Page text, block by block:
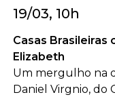
19/03, 10h
Casas Brasileiras
Elizabeth
Um mergulho na
Daniel Virgnio, do